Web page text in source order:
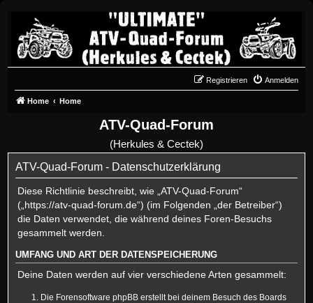
Anmelden
Registrieren
Home Home
ATV-Quad-Forum
(Herkules & Cectek)
ATV-Quad-Forum - Datenschutzerklärung
Diese Richtlinie beschreibt, wie „ATV-Quad-Forum“
(„https://atv-quad-forum.de“) (im Folgenden „der Betreiber“)
die Daten verwendet, die während deines Foren-Besuchs
gesammelt werden.
UMFANG UND ART DER DATENSPEICHERUNG
Deine Daten werden auf vier verschiedene Arten gesammelt:
Die Forensoftware phpBB erstellt bei deinem Besuch des Boards